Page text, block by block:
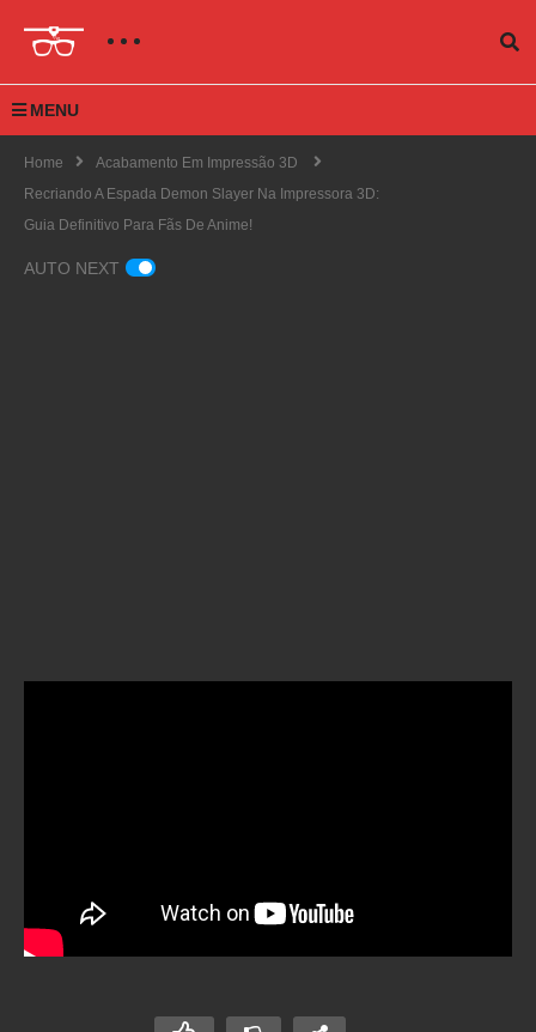
MENU
Home
Acabamento Em Impressão 3D
Recriando A Espada Demon Slayer Na Impressora 3D:
Guia Definitivo Para Fãs De Anime!
AUTO NEXT